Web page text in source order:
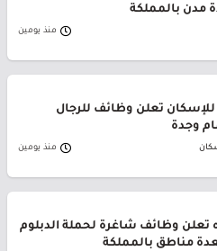
مدن بالمملكة
منذ يومين
للإسكان تعلن وظائف للرجال
وجدة
منذ يومين
تعلن وظائف شاغرة لحملة الدبلوم
مناطق بالمملكة